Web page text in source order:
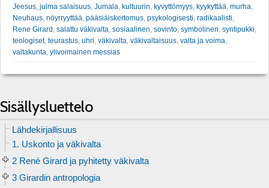
Jeesus julma salaisuus Jumala kultuurin kyvyttömyys kyykyttää murha
Neuhaus nöyrryyttää pääsiäiskertomus psykologisesti radikaalisti
Rene Girard salattu väkivalta sosiaalinen sovinto symbolinen syntipukki
teologiset, teurastus uhri väkivalta väkivaltaisuus valta ja voima
valtakunta ylivoimainen messias
Sisällysluettelo
Lähdekirjallisuus
1. Uskonto ja väkivalta
2 René Girard ja pyhitetty väkivalta
3 Girardin antropologia